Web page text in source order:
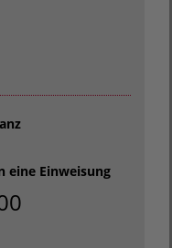
eine Einweisung